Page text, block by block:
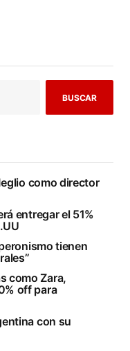
BUSCAR
como director
entregar el 51%
tienen
como Zara,
off para
con su